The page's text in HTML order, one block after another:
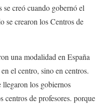
se creó cuando gobernó el
se crearon los Centros de
una modalidad en España
el centro, sino en centros.
llegaron los gobiernos
centros de profesores. porque